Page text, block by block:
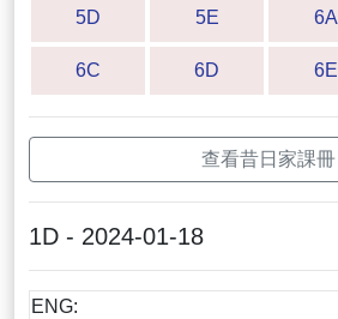
5D 5E 6A
6C 6D 6E
查看昔日家課冊
1D - 2024-01-18
ENG: